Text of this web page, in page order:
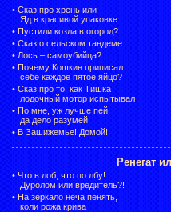
• Сказ про хрень или
Яд в красивой упаковке
• Пустили козла в огород?
• Сказ о сельском тандеме
• Лось – самоубийца?
• Почему Кошкин приписал
себе каждое пятое яйцо?
• Сказ про то, как Тишка
лодочный мотор испытывал
• По мне, уж лучше пей,
да дело разумей
• В Зашижемье! Домой!
Ренегат
• Что в лоб, что по лбу!
Дуролом или вредитель?!
• На зеркало неча пенять,
коли рожа крива